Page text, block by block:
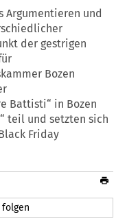
Argumentieren und
der gestrigen
Bozen
Battisti“ in Bozen
teil und setzten sich
Friday
folgen